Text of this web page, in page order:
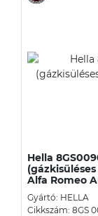
Hella
Alfa Romeo
Gyártó: HELLA
Cikkszám: 8GS